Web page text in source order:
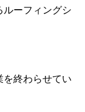
ルーフィングシ
を終わらせてい